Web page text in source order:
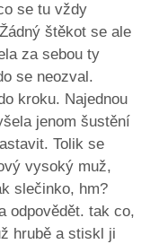
se tu vždy
štěkot se ale
za sebou ty
se neozval.
kroku. Najednou
jenom šustění
Tolik se
vysoký muž,
slečinko, hm?
odpovědět. tak co,
hrubě a stiskl ji